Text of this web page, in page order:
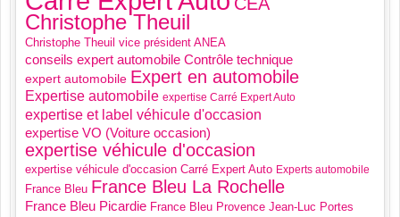
Christophe Theuil
Christophe Theuil vice président ANEA
conseils expert automobile Contrôle technique
expert automobile Expert en automobile
Expertise automobile expertise Carré Expert Auto
expertise et label véhicule d'occasion
expertise VO (Voiture occasion)
expertise véhicule d'occasion
expertise véhicule d'occasion Carré Expert Auto Experts automobile
France Bleu France Bleu La Rochelle
France Bleu Picardie France Bleu Provence Jean-Luc Portes